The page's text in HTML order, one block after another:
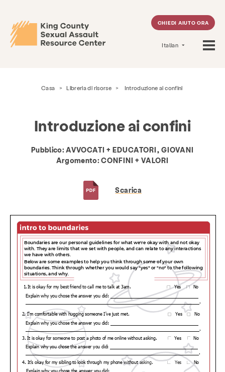
CHIEDI AIUTO ORA
Italian
Casa > Libreria di risorse > Introduzione ai confini
Introduzione ai confini
Pubblico: AVVOCATI + EDUCATORI, GIOVANI
Argomento: CONFINI + VALORI
Scarica